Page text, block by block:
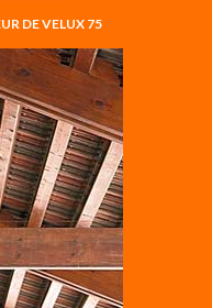
DE VELUX 75